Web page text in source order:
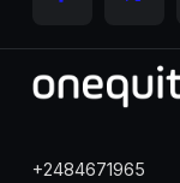
+2484671965